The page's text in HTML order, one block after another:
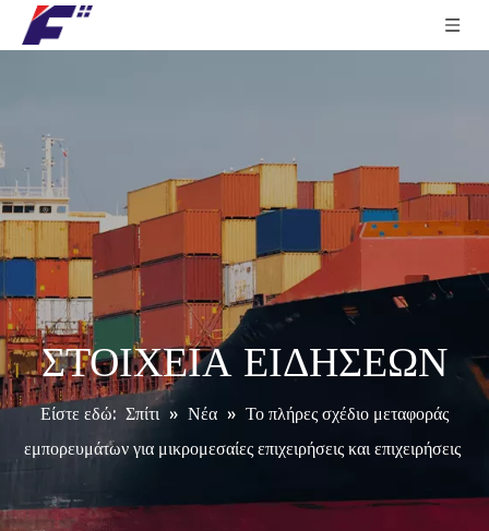
ΣΤΟΙΧΕΙΑ ΕΙΔΗΣΕΩΝ
Είστε εδώ: Σπίτι » Νέα » Το πλήρες σχέδιο μεταφοράς
εμπορευμάτων για μικρομεσαίες επιχειρήσεις και επιχειρήσεις